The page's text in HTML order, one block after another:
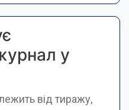
у
від тиражу,